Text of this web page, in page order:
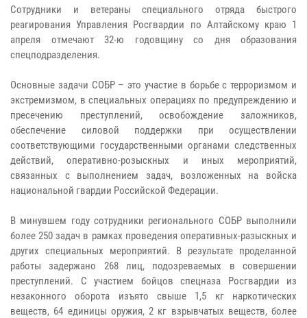
Сотрудники и ветераны специального отряда быстрого
реагирования Управления Росгвардии по Алтайскому краю 1
апреля отмечают 32-ю годовщину со дня образования
спецподразделения.
Основные задачи СОБР – это участие в борьбе с терроризмом и
экстремизмом, в специальных операциях по предупреждению и
пресечению преступлений, освобождение заложников,
обеспечение силовой поддержки при осуществлении
соответствующими государственными органами следственных
действий, оперативно-розыскных и иных мероприятий,
связанных с выполнением задач, возложенных на войска
национальной гвардии Российской Федерации.
В минувшем году сотрудники регионального СОБР выполнили
более 250 задач в рамках проведения оперативных-разыскных и
других специальных мероприятий. В результате проделанной
работы задержано 268 лиц, подозреваемых в совершении
преступлений. С участием бойцов спецназа Росгвардии из
незаконного оборота изъято свыше 1,5 кг наркотических
веществ, 64 единицы оружия, 2 кг взрывчатых веществ, более